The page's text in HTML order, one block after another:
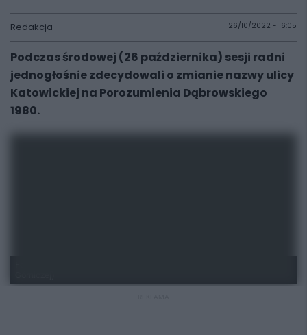
Redakcja 26/10/2022 - 16:05
Podczas środowej (26 października) sesji radni
jednogłośnie zdecydowali o zmianie nazwy ulicy
Katowickiej na Porozumienia Dąbrowskiego
1980.